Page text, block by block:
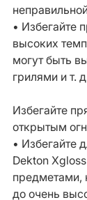
• Избегайте
высоких
могут быть
грилями и т.
Избегайте
открытым
• Избегайте
Dekton
предметами,
до очень